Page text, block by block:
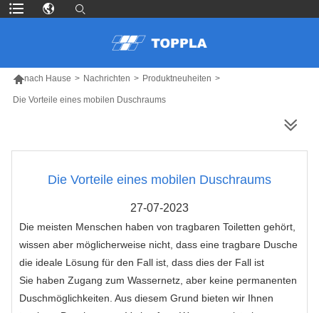
nach Hause > Nachrichten > Produktneuheiten >
Die Vorteile eines mobilen Duschraums
Die Vorteile eines mobilen Duschraums
27-07-2023
Die meisten Menschen haben von tragbaren Toiletten gehört,
wissen aber möglicherweise nicht, dass eine tragbare Dusche
die ideale Lösung für den Fall ist, dass dies der Fall ist
Sie haben Zugang zum Wassernetz, aber keine permanenten
Duschmöglichkeiten. Aus diesem Grund bieten wir Ihnen